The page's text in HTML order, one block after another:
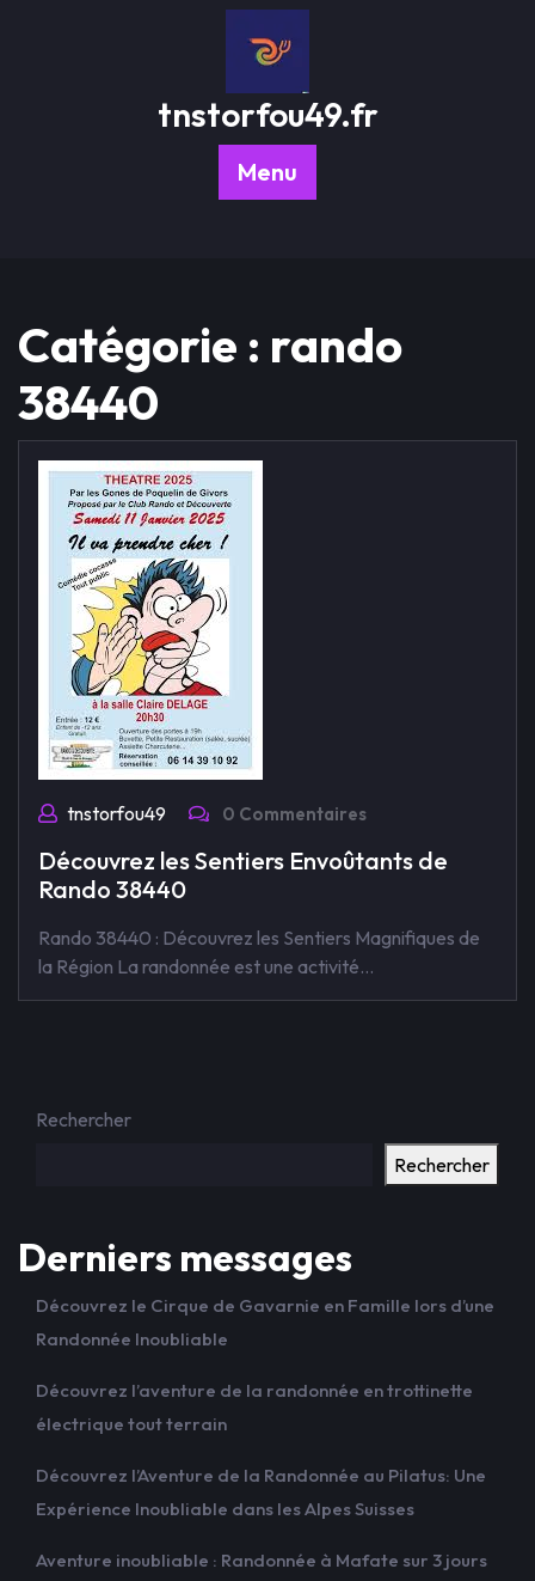
tnstorfou49.fr
Menu
Catégorie : rando
38440
tnstorfou49 0 Commentaires
Découvrez les Sentiers Envoûtants de
Rando 38440
Rando 38440 : Découvrez les Sentiers Magnifiques de
la Région La randonnée est une activité…
Rechercher
Rechercher
Derniers messages
Découvrez le Cirque de Gavarnie en Famille lors d’une
Randonnée Inoubliable
Découvrez l’aventure de la randonnée en trottinette
électrique tout terrain
Découvrez l’Aventure de la Randonnée au Pilatus: Une
Expérience Inoubliable dans les Alpes Suisses
Aventure inoubliable : Randonnée à Mafate sur 3 jours